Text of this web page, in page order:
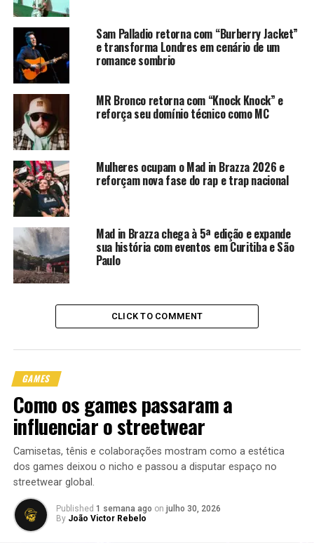
encontro, a marca não aparece apenas como fornecedora
de produto. Ela chega como memória visual. Aquele
imaginário de uniforme europeu, treino antigo, catálogo
esportivo, chuteira, agasalho, escudo, número nas costas
e fotografia com cara de arquivo.
Disturb x Diadora transforma o uniforme esportivo em
linguagem de rua.
Quando o futebol sai do gramado e
Sam Palladio retorna com “Burberry Jacket”
e transforma Londres em cenário de um
romance sombrio
MR Bronco retorna com “Knock Knock” e
reforça seu domínio técnico como MC
Mulheres ocupam o Mad in Brazza 2026 e
reforçam nova fase do rap e trap nacional
Mad in Brazza chega à 5ª edição e expande
sua história com eventos em Curitiba e São
Paulo
CLICK TO COMMENT
GAMES
Como os games passaram a
influenciar o streetwear
Camisetas, tênis e colaborações mostram como a estética
dos games deixou o nicho e passou a disputar espaço no
streetwear global.
Published 1 semana ago on julho 30, 2026
By João Victor Rebelo